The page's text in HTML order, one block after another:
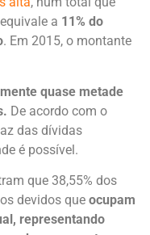
a 11% do
. Em 2015, o montante
quase metade
De acordo com o
das dívidas
é possível.
que 38,55% dos
devidos que ocupam
representando